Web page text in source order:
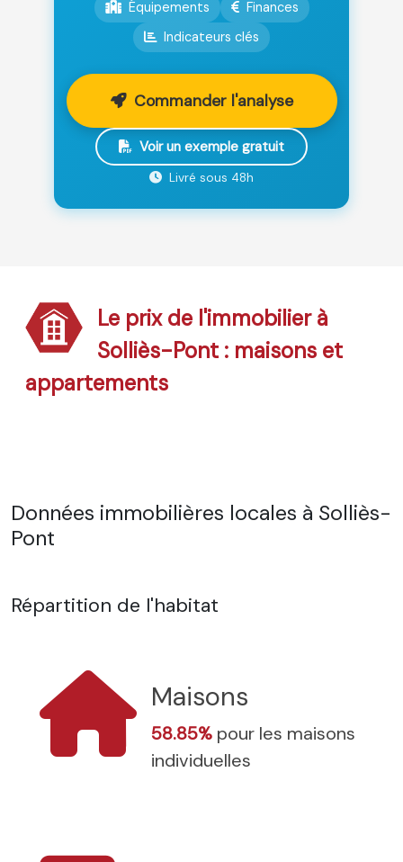
Équipements
Finances
Indicateurs clés
Commander l'analyse
Voir un exemple gratuit
Livré sous 48h
Le prix de l'immobilier à
Solliès-Pont : maisons et
appartements
Données immobilières locales à Solliès-
Pont
Répartition de l'habitat
Maisons
58.85% pour les maisons
individuelles